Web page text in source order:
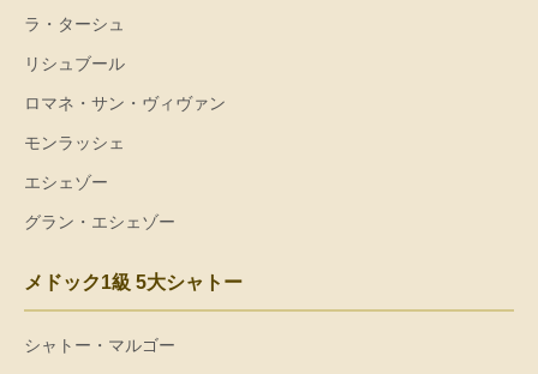
ラ・ターシュ
リシュブール
ロマネ・サン・ヴィヴァン
モンラッシェ
エシェゾー
グラン・エシェゾー
メドック1級 5大シャトー
シャトー・マルゴー